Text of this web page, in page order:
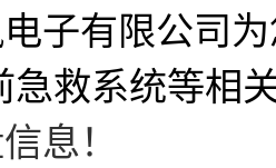
子有限公司
急救系统等相
息！